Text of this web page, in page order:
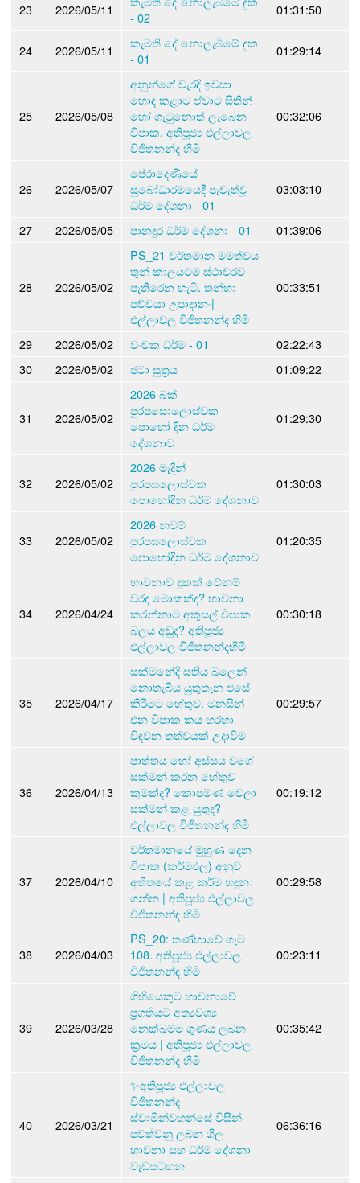
23 2026/05/11
- 02
01:31:50
24 2026/05/11
කැමති දේ නොලැබිමේ දුක
- 01
01:29:14
25 2026/05/08
අනුන්ගේ වැරදි ඉවසා
හොඳ කළාට ඒවාට සිතින්
හෝ ගැටුනොත් ලැබෙන
විපාක. අතිපූජ්‍ය එල්ලාවල
විජිතනන්ද හිමි
00:32:06
26 2026/05/07
පේරාදෙණියේ
සුබෝධාරමයෙදී පැවැත්වූ
ධර්ම දේශනා - 01
03:03:10
27 2026/05/05 පානදුර ධර්ම දේශනා - 01 01:39:06
28 2026/05/02
PS_21 වර්තමාන මමත්වය
තුන් කාලයටම ස්ථාවරව
පැතිරෙන හැටි. තන්හා
පච්චයා උපාදානං|
එල්ලාවල විජිතනන්ද හිමි
00:33:51
29 2026/05/02 වංචක ධර්ම - 01
02:22:43
30
2026/05/02 ජටා සුත්‍රය 01:09:22
31 2026/05/02
2026 බක්
පුරපසොලොස්වක
පොහෝ දින ධර්ම
දේශනාව
01:29:30
32 2026/05/02
2026 මැදින්
පුරපසලොස්වක
පොහෝදින ධර්ම දේශනාව
01:30:03
33 2026/05/02
2026 නවම්
පුරපසලොස්වක
පොහෝදින ධර්ම දේශනාව
01:20:35
34 2026/04/24
භාවනාව දුකක් වේනම්
වරද මොකක්ද? භාවනා
කරන්නාට අකුසල් විපාක
බලය අඩුද? අතිපූජ්‍ය
එල්ලාවල විජිතනන්දහිමි
00:30:18
35 2026/04/17
සක්මනේදී සතිය බලෙන්
නොතැබිය යුතුතැන එසේ
කිරීමට හේතුව. මනසින්
එන විපාක කය හරහා
විඳවන තත්වයක් උදාවීම
00:29:57
36 2026/04/13
පාත්තය හෝ අස්සය වගේ
සක්මන් කරන හේතුව
කුමක්ද? කොපමණ වෙලා
සක්මන් කළ යුතුද?
එල්ලාවල විජිතනන්ද හිමි
00:19:12
37 2026/04/10
වර්තමානයේ මුහුණ දෙන
විපාක (කර්මඵල) අනුව
අතීතයේ කළ කර්ම හඳුනා
ගන්න | අතිපූජ්‍ය එල්ලාවල
විජිතනන්ද හිමි
00:29:58
38 2026/04/03
PS_20: තණ්හාවේ ගැට
108. අතිපූජ්‍ය එල්ලාවල
විජිතනන්ද හිමි
00:23:11
39 2026/03/28
ගිහියෙකුට භාවනාවේ
ප්‍රගතියට අත්‍යවශ්‍ය
නෙක්ඛම්ම ගුණය ලබන
ක්‍රමය | අතිපූජ්‍ය එල්ලාවල
විජිතනන්ද හිමි
00:35:42
40 2026/03/21
✨අතිපූජ්‍ය එල්ලාවල
විජිතනන්ද
ස්වාමීන්වහන්සේ විසින්
පවත්වනු ලබන ශීල
භාවනා සහ ධර්ම දේශනා
වැඩසටහන
06:36:16